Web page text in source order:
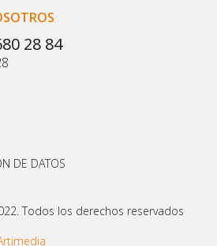
28 84
DE DATOS
Todos los derechos reservados